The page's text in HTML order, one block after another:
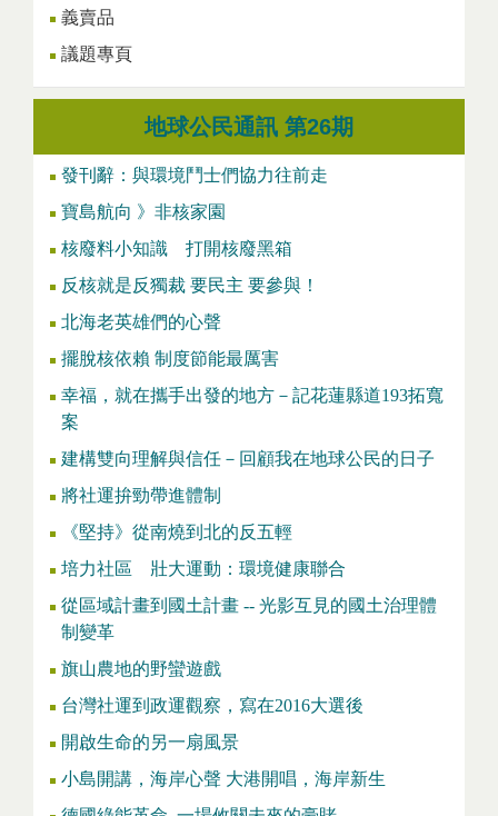
義賣品
議題專頁
地球公民通訊 第26期
發刊辭：與環境鬥士們協力往前走
寶島航向 》非核家園
核廢料小知識 打開核廢黑箱
反核就是反獨裁 要民主 要參與！
北海老英雄們的心聲
擺脫核依賴 制度節能最厲害
幸福，就在攜手出發的地方－記花蓮縣道193拓寬
案
建構雙向理解與信任－回顧我在地球公民的日子
將社運拚勁帶進體制
《堅持》從南燒到北的反五輕
培力社區 壯大運動：環境健康聯合
從區域計畫到國土計畫 -- 光影互見的國土治理體
制變革
旗山農地的野蠻遊戲
台灣社運到政運觀察，寫在2016大選後
開啟生命的另一扇風景
小島開講，海岸心聲 大港開唱，海岸新生